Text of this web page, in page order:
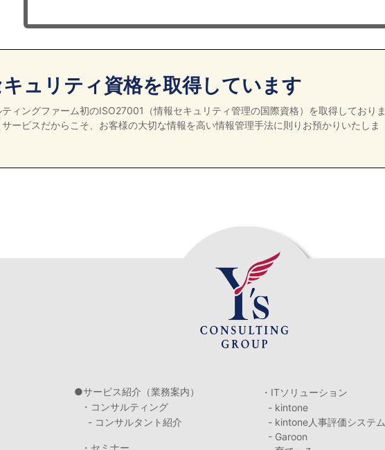
ュリティ資格を取得しています
ィングファーム初のISO27001（情報セキュリティ管理の国際資格）を取得しておりま
ービスだからこそ、お客様の大切な情報を高い情報管理手法に則りお預かりいたしま
サービス紹介（業務案内）
・コンサルティング
- コンサルタント紹介
・セミナー
・ITソリューション
- kintone
- kintone人事評価システム
- Garoon